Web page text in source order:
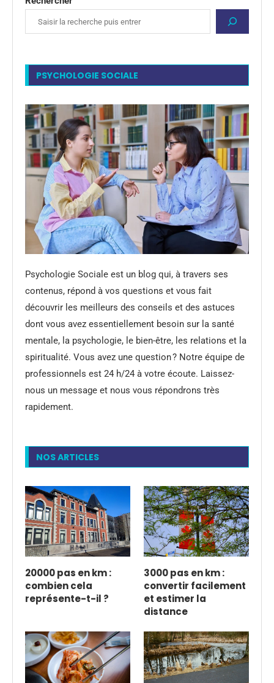
PSYCHOLOGIE SOCIALE
Psychologie Sociale est un blog qui, à travers ses
contenus, répond à vos questions et vous fait
découvrir les meilleurs des conseils et des astuces
dont vous avez essentiellement besoin sur la santé
mentale, la psychologie, le bien-être, les relations et la
spiritualité. Vous avez une question ? Notre équipe de
professionnels est 24 h/24 à votre écoute. Laissez-
nous un message et nous vous répondrons très
rapidement.
NOS ARTICLES
20000 pas en km :
combien cela
représente-t-il ?
3000 pas en km :
convertir facilement
et estimer la
distance